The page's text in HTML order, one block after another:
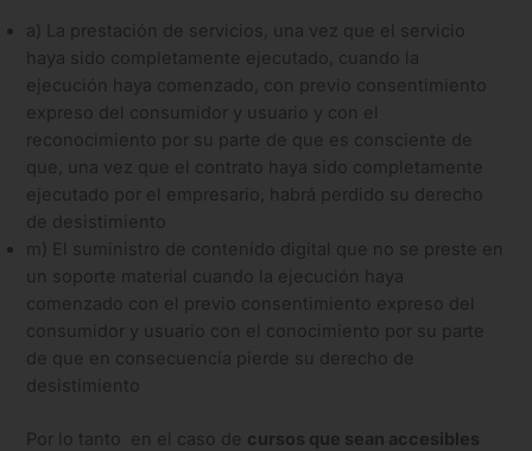
a) La prestación de servicios, una vez que el servicio
haya sido completamente ejecutado, cuando la
ejecución haya comenzado, con previo consentimiento
expreso del consumidor y usuario y con el
reconocimiento por su parte de que es consciente de
que, una vez que el contrato haya sido completamente
ejecutado por el empresario, habrá perdido su derecho
de desistimiento
m) El suministro de contenido digital que no se preste en
un soporte material cuando la ejecución haya
comenzado con el previo consentimiento expreso del
consumidor y usuario con el conocimiento por su parte
de que en consecuencia pierde su derecho de
desistimiento
Por lo tanto en el caso de cursos que sean accesibles